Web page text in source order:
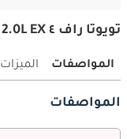
تويوتا راف ٤ 2.0L EX المواصفات والميزات
المواصفات الميزات
المواصفات